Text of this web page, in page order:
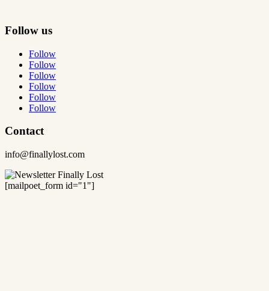
Follow us
Follow
Follow
Follow
Follow
Follow
Follow
Contact
info@finallylost.com
[mailpoet_form id="1"]